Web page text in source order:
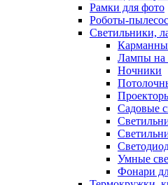
Рамки для фото
Роботы-
Светильники,
Лампы на
Ночники
Садовые
Умные
Фонари